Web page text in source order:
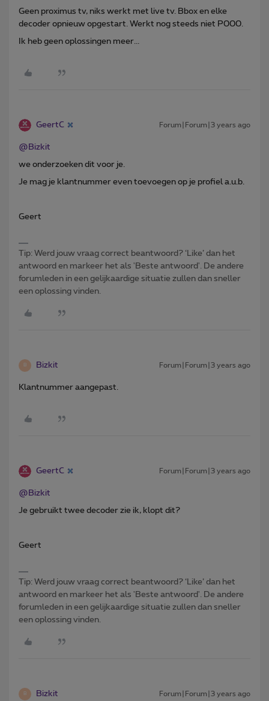
Geen proximus tv, niks werkt met live tv. Bbox en elke
decoder opnieuw opgestart. Werkt nog steeds niet P000.
Ik heb geen oplossingen meer...
GeertC Forum|Forum|3 years ago
@Bizkit
we onderzoeken dit voor je.
Je mag je klantnummer even toevoegen op je profiel a.u.b.
Geert
Tip: Werd jouw vraag correct beantwoord? ‘Like’ dan het
antwoord en markeer het als 'Beste antwoord'. De andere
forumleden in een gelijkaardige situatie zullen dan sneller
een oplossing vinden.
B Bizkit Forum|Forum|3 years ago
Klantnummer aangepast.
GeertC Forum|Forum|3 years ago
@Bizkit
Je gebruikt twee decoder zie ik, klopt dit?
Geert
Tip: Werd jouw vraag correct beantwoord? ‘Like’ dan het
antwoord en markeer het als 'Beste antwoord'. De andere
forumleden in een gelijkaardige situatie zullen dan sneller
een oplossing vinden.
B Bizkit Forum|Forum|3 years ago